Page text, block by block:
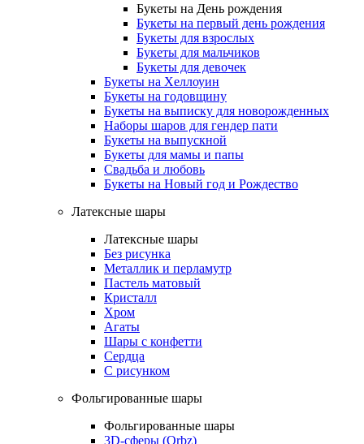
Букеты на День рождения
Букеты на первый день рождения
Букеты для взрослых
Букеты для мальчиков
Букеты для девочек
Букеты на Хеллоуин
Букеты на годовщину
Букеты на выписку для новорожденных
Наборы шаров для гендер пати
Букеты на выпускной
Букеты для мамы и папы
Свадьба и любовь
Букеты на Новый год и Рождество
Латексные шары
Латексные шары
Без рисунка
Металлик и перламутр
Пастель матовый
Кристалл
Хром
Агаты
Шары с конфетти
Сердца
С рисунком
Фольгированные шары
Фольгированные шары
3D-сферы (Orbz)